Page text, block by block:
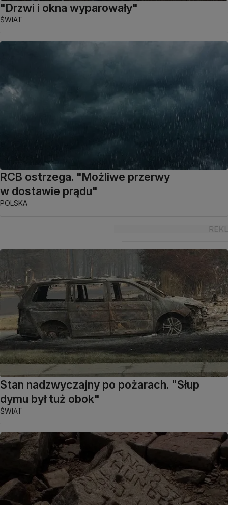
"Drzwi i okna wyparowały"
ŚWIAT
RCB ostrzega. "Możliwe przerwy
w dostawie prądu"
POLSKA
Stan nadzwyczajny po pożarach. "Słup
dymu był tuż obok"
ŚWIAT